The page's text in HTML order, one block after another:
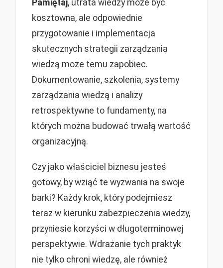
Pamiętaj, utrata wiedzy może być
kosztowna, ale odpowiednie
przygotowanie i implementacja
skutecznych strategii zarządzania
wiedzą może temu zapobiec.
Dokumentowanie, szkolenia, systemy
zarządzania wiedzą i analizy
retrospektywne to fundamenty, na
których można budować trwałą wartość
organizacyjną.
Czy jako właściciel biznesu jesteś
gotowy, by wziąć te wyzwania na swoje
barki? Każdy krok, który podejmiesz
teraz w kierunku zabezpieczenia wiedzy,
przyniesie korzyści w długoterminowej
perspektywie. Wdrażanie tych praktyk
nie tylko chroni wiedzę, ale również